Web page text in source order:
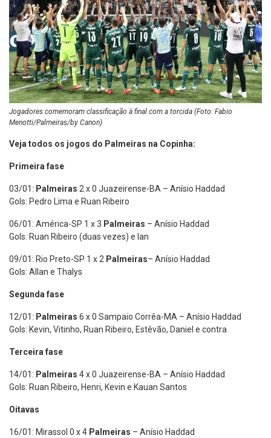
Jogadores comemoram classificação à final com a torcida (Foto: Fabio
Menotti/Palmeiras/by Canon)
Veja todos os jogos do Palmeiras na Copinha:
Primeira fase
03/01: Palmeiras 2 x 0 Juazeirense-BA – Anísio Haddad
Gols: Pedro Lima e Ruan Ribeiro
06/01: América-SP 1 x 3 Palmeiras – Anísio Haddad
Gols: Ruan Ribeiro (duas vezes) e Ian
09/01: Rio Preto-SP 1 x 2 Palmeiras– Anísio Haddad
Gols: Allan e Thalys
Segunda fase
12/01: Palmeiras 6 x 0 Sampaio Corrêa-MA – Anísio Haddad
Gols: Kevin, Vitinho, Ruan Ribeiro, Estêvão, Daniel e contra
Terceira fase
14/01: Palmeiras 4 x 0 Juazeirense-BA – Anísio Haddad
Gols: Ruan Ribeiro, Henri, Kevin e Kauan Santos
Oitavas
16/01: Mirassol 0 x 4 Palmeiras – Anísio Haddad